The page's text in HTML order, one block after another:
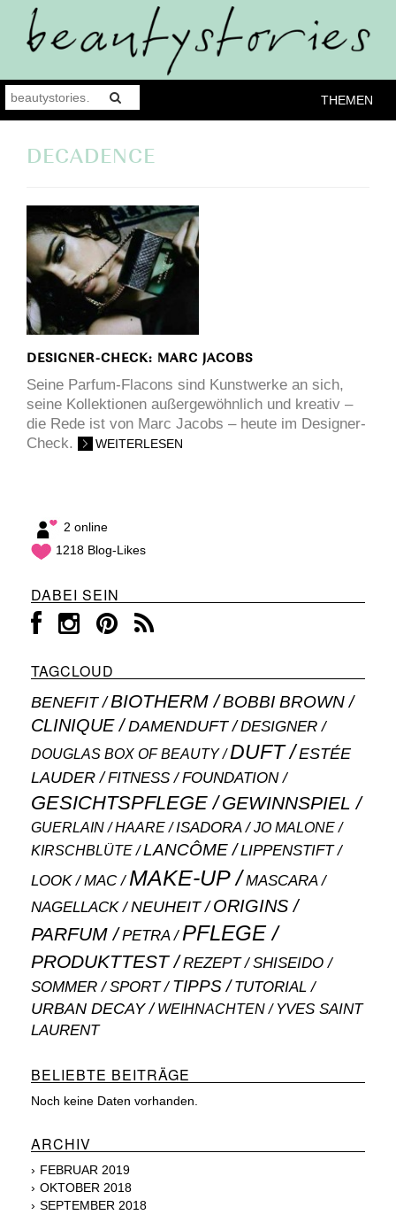
THEMEN
DECADENCE
DESIGNER-CHECK: MARC JACOBS
Seine Parfum-Flacons sind Kunstwerke an sich,
seine Kollektionen außergewöhnlich und kreativ –
die Rede ist von Marc Jacobs – heute im Designer-
Check.
WEITERLESEN
2 online
1218 Blog-Likes
DABEI SEIN
TAGCLOUD
BENEFIT BIOTHERM BOBBI BROWN
CLINIQUE DAMENDUFT DESIGNER
DOUGLAS BOX OF BEAUTY DUFT
ESTÉE
LAUDER
FITNESS FOUNDATION
GESICHTSPFLEGE GEWINNSPIEL
GUERLAIN HAARE ISADORA JO MALONE
KIRSCHBLÜTE LANCÔME LIPPENSTIFT
LOOK MAC MAKE-UP MASCARA
NAGELLACK NEUHEIT ORIGINS
PARFUM PETRA PFLEGE
PRODUKTTEST REZEPT SHISEIDO
SOMMER SPORT TIPPS TUTORIAL
URBAN DECAY WEIHNACHTEN
YVES SAINT
LAURENT
BELIEBTE BEITRÄGE
Noch keine Daten vorhanden.
ARCHIV
FEBRUAR 2019
OKTOBER 2018
SEPTEMBER 2018